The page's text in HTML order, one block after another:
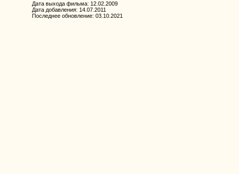
Дата выхода фильма: 12.02.2009
Дата добавления: 14.07.2011
Последнее обновление: 03.10.2021